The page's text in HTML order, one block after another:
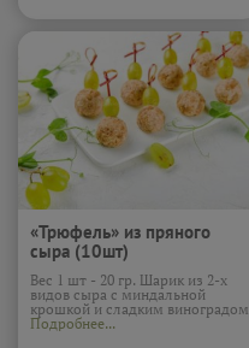
«Трюфель» из пряного
сыра (10шт)
Вес 1 шт - 20 гр. Шарик из 2-х
видов сыра с миндальной
крошкой и сладким виноградом
Подробнее...